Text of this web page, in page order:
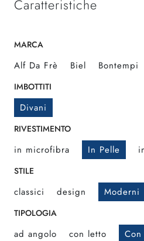
Caratteristiche
MARCA
Alf Da Frè Biel Bontempi
IMBOTTITI
Divani
RIVESTIMENTO
in microfibra In Pelle
STILE
classici design Moderni
TIPOLOGIA
ad angolo con letto